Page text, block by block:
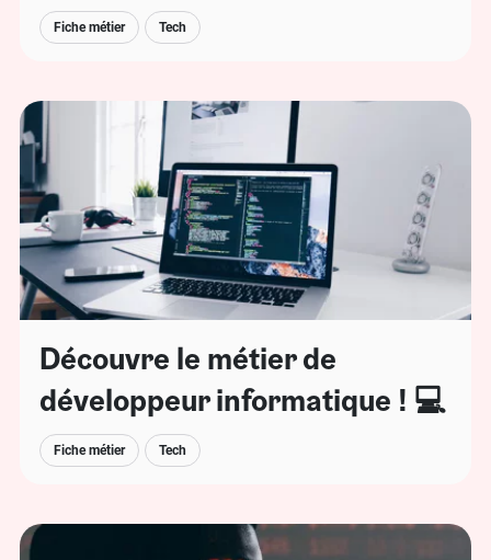
Fiche métier Tech
Découvre le métier de
développeur informatique ! 💻
Fiche métier Tech